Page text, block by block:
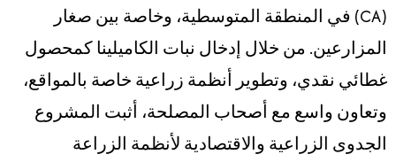
(CA) في المنطقة المتوسطية، وخاصة بين صغار
المزارعين. من خلال إدخال نبات الكاميلينا كمحصول
غطائي نقدي، وتطوير أنظمة زراعية خاصة بالمواقع،
وتعاون واسع مع أصحاب المصلحة، أثبت المشروع
الجدوى الزراعية والاقتصادية لأنظمة الزراعة